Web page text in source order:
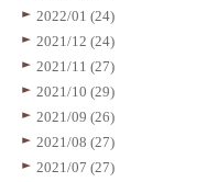
2022/01 (24)
2021/12 (24)
2021/11 (27)
2021/10 (29)
2021/09 (26)
2021/08 (27)
2021/07 (27)